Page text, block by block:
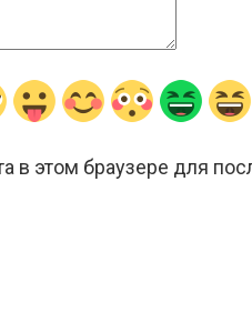
в этом браузере для